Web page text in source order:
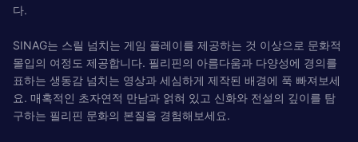
다.
SINAG는 스릴 넘치는 게임 플레이를 제공하는 것 이상으로 문화적
몰입의 여정도 제공합니다. 필리핀의 아름다움과 다양성에 경의를
표하는 생동감 넘치는 영상과 세심하게 제작된 배경에 푹 빠져보세
요. 매혹적인 초자연적 만남과 얽혀 있고 신화와 전설의 깊이를 탐
구하는 필리핀 문화의 본질을 경험해보세요.